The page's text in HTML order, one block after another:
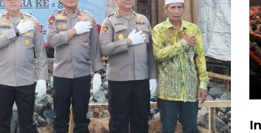
Feature - Kalsel Merangkul
Anak Putus Sekolah Lewat
Pendidikan Kesetaraan
Bagian 2
30 Juli 2026 17:53